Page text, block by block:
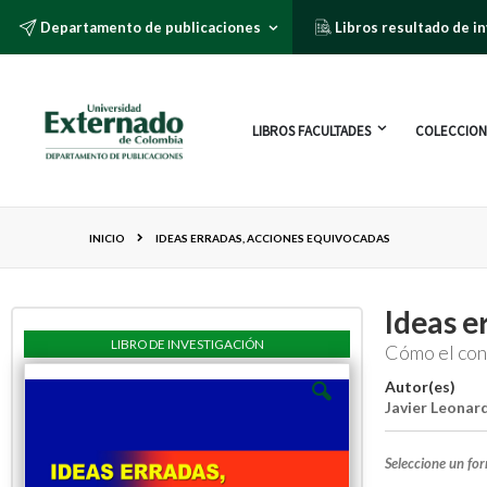
Departamento de publicaciones Libros resultado de
LIBROS FACULTADES
INICIO IDEAS ERRADAS, ACCIONES EQUIVOCADAS
Ideas
Cómo el
Autor(es)
Javier
Seleccione un
LIBRO DE INVESTIGACIÓN